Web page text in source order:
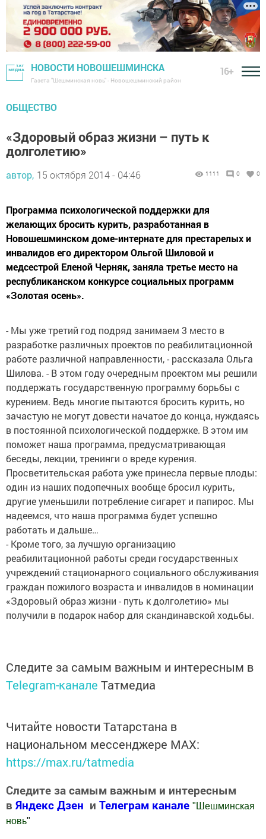
НОВОСТИ НОВОШЕШМИНСКА
Газета "Шешминская новь" - Новошешминский район
16+
ОБЩЕСТВО
«Здоровый образ жизни – путь к
долголетию»
автор, 15 октября 2014 - 04:46 1111 0 0
Программа психологической поддержки для
желающих бросить курить, разработанная в
Новошешминском доме-интернате для престарелых и
инвалидов его директором Ольгой Шиловой и
медсестрой Еленой Черняк, заняла третье место на
республиканском конкурсе социальных программ
«Золотая осень».
- Мы уже третий год подряд занимаем 3 место в
разработке различных проектов по реабилитационной
работе различной направленности, - рассказала Ольга
Шилова. - В этом году очередным проектом мы решили
поддержать государственную программу борьбы с
курением. Ведь многие пытаются бросить курить, но
зачастую не могут довести начатое до конца, нуждаясь
в постоянной психологической поддержке. В этом им
поможет наша программа, предусматривающая
беседы, лекции, тренинги о вреде курения.
Просветительская работа уже принесла первые плоды:
один из наших подопечных вообще бросил курить,
другие уменьшили потребление сигарет и папирос. Мы
надеемся, что наша программа будет успешно
работать и дальше…
- Кроме того, за лучшую организацию
реабилитационной работы среди государственных
учреждений стационарного социального обслуживания
граждан пожилого возраста и инвалидов в номинации
«Здоровый образ жизни - путь к долголетию» мы
получили в подарок набор для скандинавской ходьбы.
Следите за самым важным и интересным в
Telegram-канале Татмедиа
Читайте новости Татарстана в
национальном мессенджере MАХ:
https://max.ru/tatmedia
Следите за самым важным и интересным
в Яндекс Дзен и Телеграм канале " Шешминская
новь"